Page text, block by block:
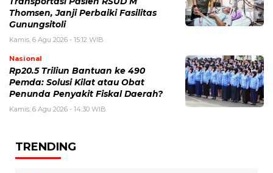
Thomsen, Janji Perbaiki Fasilitas
Gunungsitoli
Kamis, 6 Agu 2026 - 15:12 WIB
Nasional
Rp20.5 Triliun Bantuan ke 490
Pemda: Solusi Kilat atau Obat
Penunda Penyakit Fiskal Daerah?
Kamis, 6 Agu 2026 - 14:30 WIB
TRENDING